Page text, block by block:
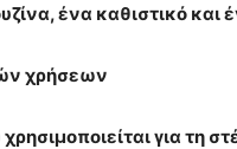
ένα καθιστικό
χρήσεων
χρησιμοποιείται για τη